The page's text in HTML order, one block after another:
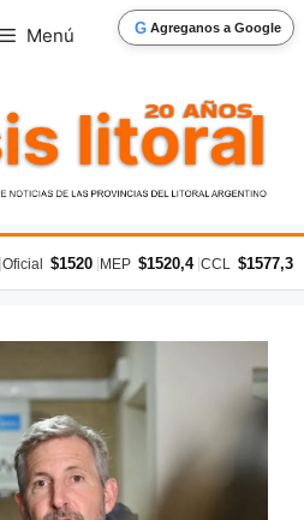
G Agreganos a Google
Menú
Oficial $1520 MEP $1520,4 CCL $1577,3